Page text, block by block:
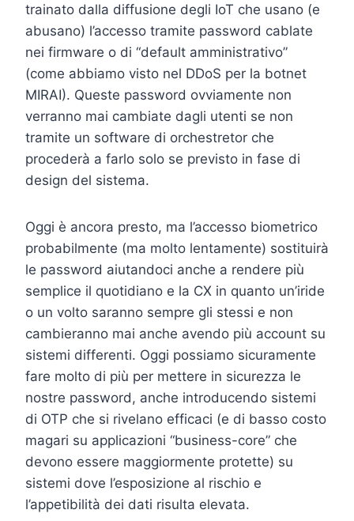
trainato dalla diffusione degli IoT che usano (e
abusano) l’accesso tramite password cablate
nei firmware o di “default amministrativo”
(come abbiamo visto nel DDoS per la botnet
MIRAI). Queste password ovviamente non
verranno mai cambiate dagli utenti se non
tramite un software di orchestretor che
procederà a farlo solo se previsto in fase di
design del sistema.
Oggi è ancora presto, ma l’accesso biometrico
probabilmente (ma molto lentamente) sostituirà
le password aiutandoci anche a rendere più
semplice il quotidiano e la CX in quanto un’iride
o un volto saranno sempre gli stessi e non
cambieranno mai anche avendo più account su
sistemi differenti. Oggi possiamo sicuramente
fare molto di più per mettere in sicurezza le
nostre password, anche introducendo sistemi
di OTP che si rivelano efficaci (e di basso costo
magari su applicazioni “business-core” che
devono essere maggiormente protette) su
sistemi dove l’esposizione al rischio e
l’appetibilità dei dati risulta elevata.